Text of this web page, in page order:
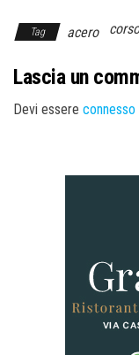
Tag acero corso
Lascia un
Devi essere connesso